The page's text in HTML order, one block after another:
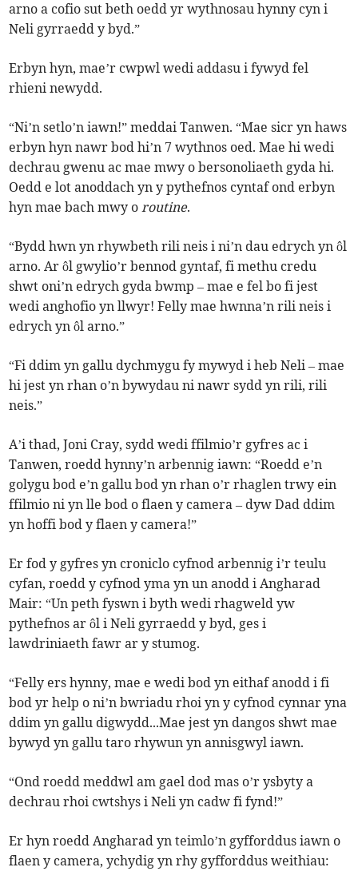
arno a cofio sut beth oedd yr wythnosau hynny cyn i
Neli gyrraedd y byd.”
Erbyn hyn, mae’r cwpwl wedi addasu i fywyd fel
rhieni newydd.
“Ni’n setlo’n iawn!” meddai Tanwen. “Mae sicr yn haws
erbyn hyn nawr bod hi’n 7 wythnos oed. Mae hi wedi
dechrau gwenu ac mae mwy o bersonoliaeth gyda hi.
Oedd e lot anoddach yn y pythefnos cyntaf ond erbyn
hyn mae bach mwy oroutine.
“Bydd hwn yn rhywbeth rili neis i ni’n dau edrych yn ôl
arno. Ar ôl gwylio’r bennod gyntaf, fi methu credu
shwt oni’n edrych gyda bwmp – mae e fel bo fi jest
wedi anghofio yn llwyr! Felly mae hwnna’n rili neis i
edrych yn ôl arno.”
“Fi ddim yn gallu dychmygu fy mywyd i heb Neli – mae
hi jest yn rhan o’n bywydau ni nawr sydd yn rili, rili
neis.”
A’i thad, Joni Cray, sydd wedi ffilmio’r gyfres ac i
Tanwen, roedd hynny’n arbennig iawn: “Roedd e’n
golygu bod e’n gallu bod yn rhan o’r rhaglen trwy ein
ffilmio ni yn lle bod o flaen y camera – dyw Dad ddim
yn hoffi bod y flaen y camera!”
Er fod y gyfres yn croniclo cyfnod arbennig i’r teulu
cyfan, roedd y cyfnod yma yn un anodd i Angharad
Mair: “Un peth fyswn i byth wedi rhagweld yw
pythefnos ar ôl i Neli gyrraedd y byd, ges i
lawdriniaeth fawr ar y stumog.
“Felly ers hynny, mae e wedi bod yn eithaf anodd i fi
bod yr help o ni’n bwriadu rhoi yn y cyfnod cynnar yna
ddim yn gallu digwydd...Mae jest yn dangos shwt mae
bywyd yn gallu taro rhywun yn annisgwyl iawn.
“Ond roedd meddwl am gael dod mas o’r ysbyty a
dechrau rhoi cwtshys i Neli yn cadw fi fynd!”
Er hyn roedd Angharad yn teimlo’n gyfforddus iawn o
flaen y camera, ychydig yn rhy gyfforddus weithiau: